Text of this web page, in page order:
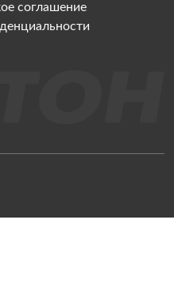
соглашение